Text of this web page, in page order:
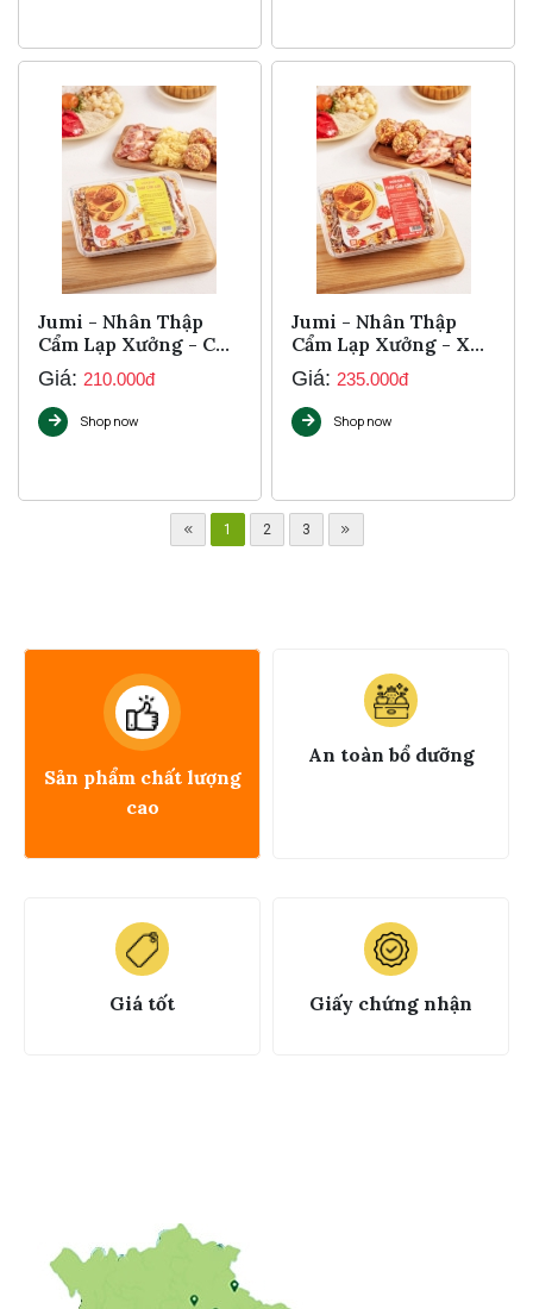
Jumi - Nhân Thập
Cẩm Lạp Xưởng - Chà
Bông 1Kg
Giá: 210.000đ
Shop now
Jumi - Nhân Thập
Cẩm Lạp Xưởng - Xá
Xíu 1Kg
Giá:235.000đ
Shop now
1 2 3
Sản phẩm chất lượng
cao
An toàn bổ dưỡng
Giá tốt Giấy chứng nhận